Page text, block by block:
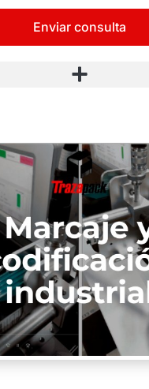
Enviar consulta